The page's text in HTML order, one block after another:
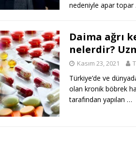
nedeniyle apar topar
Daima ağrı
nelerdir?
Kasım 23, 2021
Türkiye’de ve
olan kronik böbrek
tarafından yapılan …